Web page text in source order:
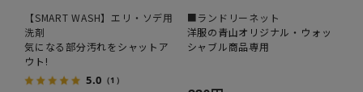
【SMART WASH】エリ・ソデ用
洗剤
気になる部分汚れをシャットア
ウト!
5.0 （1）
■ランドリーネット
洋服の青山オリジナル・ウォッ
シャブル商品専用